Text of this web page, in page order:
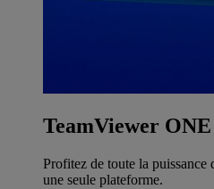
TeamViewer ONE
Profitez de toute la puissance
une seule plateforme.